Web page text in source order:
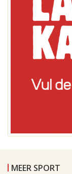
MEER SPORT